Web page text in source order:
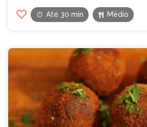
Até 30 min Médio